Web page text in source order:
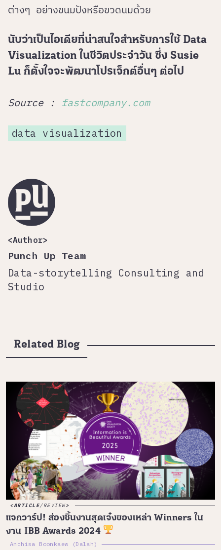
ต่างๆ อย่างขนมปังหรือขวดนมด้วย
นับว่าเป็นไอเดียที่น่าสนใจสำหรับการใช้ Data
Visualization ในชีวิตประจำวัน ซึ่ง Susie
Lu ก็ตั้งใจจะพัฒนาโปรเจ็กต์อื่นๆ ต่อไป
Source : fastcompany.com
data visualization
<Author>
Punch Up Team
Data-storytelling Consulting and
Studio
Related Blog
ARTICLE/REVIEW
แจกวาร์ป! ส่องชิ้นงานสุดเจ๋งของเหล่า Winners ใน
งาน IBB Awards 2024
Anchisa Boonkaew (Dalah)